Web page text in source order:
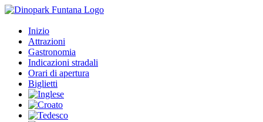
Inizio
Attrazioni
Gastronomia
Indicazioni stradali
Orari di apertura
Biglietti